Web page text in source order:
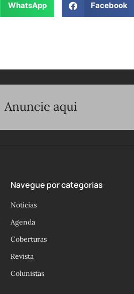
WhatsApp Facebook
Navegue por categorias
Notícias
Agenda
Coberturas
Revista
Colunistas